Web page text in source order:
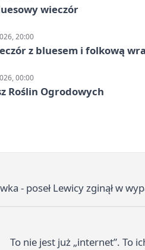
wieczór
20:00
z bluesem i folkową
00:00
Roślin Ogrodowych
- poseł Lewicy zginął w
To nie jest już „internet”. To